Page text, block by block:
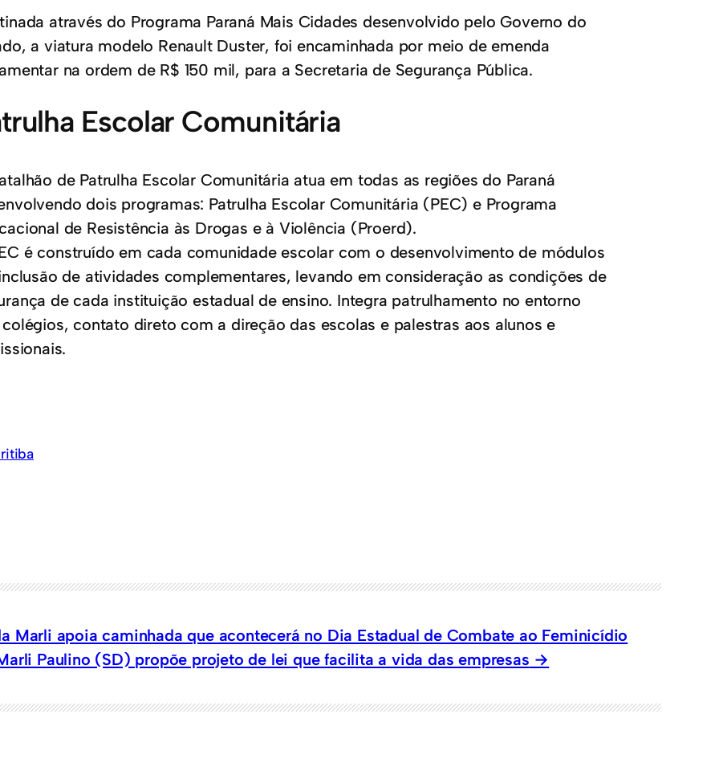
através do Programa Paraná Mais Cidades desenvolvido pelo Governo do
a viatura modelo Renault Duster, foi encaminhada por meio de emenda
na ordem de R$ 150 mil, para a Secretaria de Segurança Pública.
Escolar Comunitária
de Patrulha Escolar Comunitária atua em todas as regiões do Paraná
dois programas: Patrulha Escolar Comunitária (PEC) e Programa
de Resistência às Drogas e à Violência (Proerd).
é construído em cada comunidade escolar com o desenvolvimento de módulos
de atividades complementares, levando em consideração as condições de
de cada instituição estadual de ensino. Integra patrulhamento no entorno
contato direto com a direção das escolas e palestras aos alunos e
Marli apoia caminhada que acontecerá no Dia Estadual de Combate ao Feminicídio
Paulino (SD) propõe projeto de lei que facilita a vida das empresas